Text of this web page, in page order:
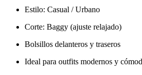
Estilo: Casual / Urbano
Corte: Baggy (ajuste relajado)
Bolsillos delanteros y traseros
Ideal para outfits modernos y